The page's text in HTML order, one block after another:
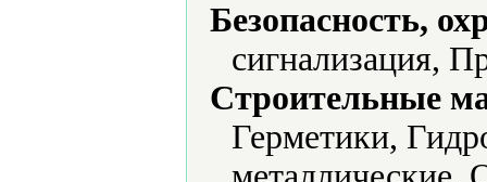
Безопасность,
сигнализация,
Строительные
Герметики,